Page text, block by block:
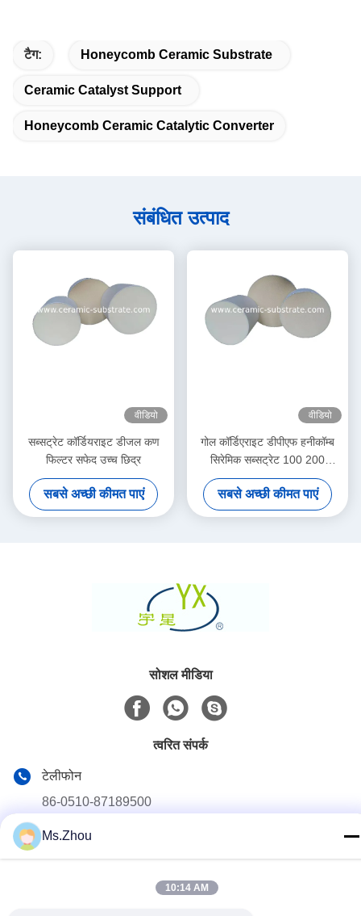
टैग: Honeycomb Ceramic Substrate
Ceramic Catalyst Support
Honeycomb Ceramic Catalytic Converter
संबंधित उत्पाद
वीडियो
सब्सट्रेट कॉर्डियराइट डीजल कण
फिल्टर सफेद उच्च छिद्र
सबसे अच्छी कीमत पाएं
वीडियो
गोल कॉर्डिएराइट डीपीएफ हनीकॉम्ब
सिरेमिक सब्सट्रेट 100 200
सीपीएसआई सेल घनत्व
सबसे अच्छी कीमत पाएं
सोशल मीडिया
त्वरित संपर्क
टेलीफोन
86-0510-87189500
ईमेल
yxhjc@yxhjc.com
Ms.Zhou
10:14 AM